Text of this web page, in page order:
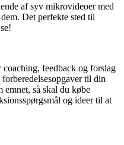
af syv mikrovideoer med
Det perfekte sted til
coaching, feedback og forslag
til din
emnet, så skal du købe
og ideer til at